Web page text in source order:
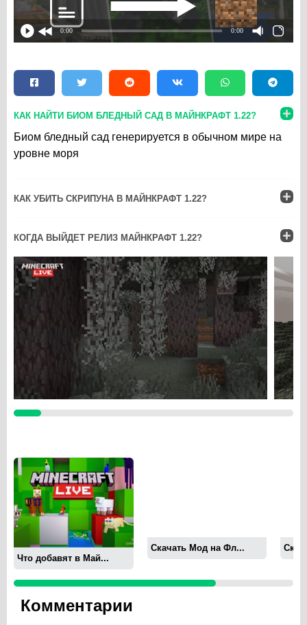
0:00 0:00
КАК НАЙТИ БИОМ БЛЕДНЫЙ САД В МАЙНКРАФТ 1.22?
Биом бледный сад генерируется в обычном мире на
уровне моря
КАК УБИТЬ СКРИПУНА В МАЙНКРАФТ 1.22?
КОГДА ВЫЙДЕТ РЕЛИЗ МАЙНКРАФТ 1.22?
Что добавят в Май...
Скачать Мод на Фл...
Комментарии